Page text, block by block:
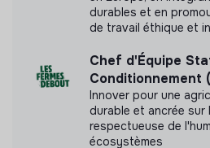
durables et en
de travail éthique et
Chef d'Équipe
Conditionnement
Innover pour une
durable et ancrée
respectueuse de
écosystèmes